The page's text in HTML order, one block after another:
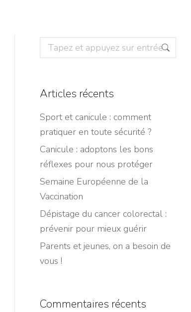
Articles récents
Sport et canicule : comment
pratiquer en toute sécurité ?
Canicule : adoptons les bons
réflexes pour nous protéger
Semaine Européenne de la
Vaccination
Dépistage du cancer colorectal :
prévenir pour mieux guérir
Parents et jeunes, on a besoin de
vous !
Commentaires récents